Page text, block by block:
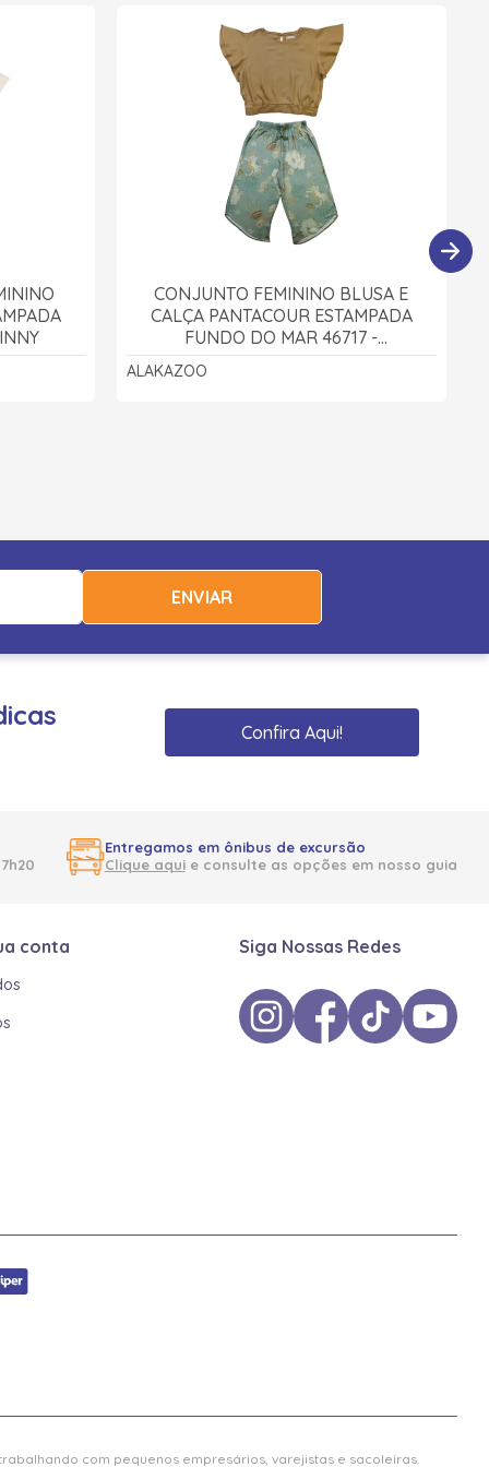
CONJUNTO FEMININO BLUSA E
CALÇA PANTACOUR ESTAMPADA
FUNDO DO MAR 46717 -
ALAKAZOO
ALAKAZOO
ENVIAR
Confira Aqui!
Entregamos em ônibus de excursão
Clique aquie consulte as opções em nosso guia
conta Siga Nossas Redes
com pequenos empresários, varejistas e sacoleiras.